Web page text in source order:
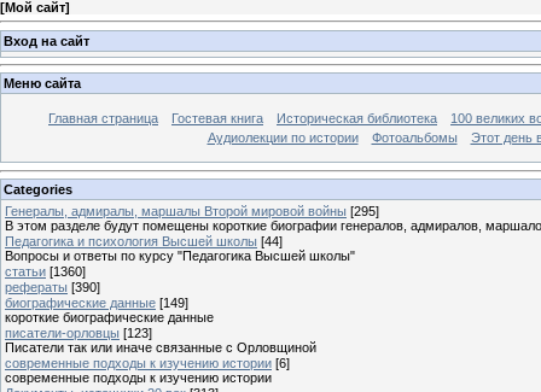
[Мой сайт]
Вход на сайт
Меню сайта
Главная страница Гостевая книга Историческая библиотека
100 великих
Аудиолекции по истории
Фотоальбомы Этот день
Categories
Генералы, адмиралы, маршалы Второй мировой войны [295]
В этом разделе будут помещены короткие биографии генералов, адмиралов,
Педагогика и психология Высшей школы [44]
Вопросы и ответы по курсу "Педагогика Высшей школы"
статьи [1360]
рефераты [390]
биографические данные [149]
короткие биографические данные
писатели-орловцы [123]
Писатели так или иначе связанные с Орловщиной
современные подходы к изучению истории [6]
современные подходы к изучению истории